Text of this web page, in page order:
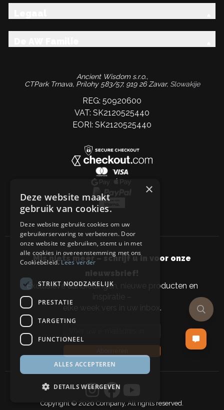
Ancient Wisdom s.r.o.,
CTPark Trnava, Prílohy 583/57, 919 26 Zavar, Slowakije
REG: 50920600
VAT: SK2120525440
EORI: SK2120525440
Mis niets meer – schrijf u in voor onze
nieuwsbrief!
Exclusieve aanbiedingen, nieuwe producten en
inspiratie –
elke week vers in uw inbox.
Copyright © 2026 Company, All rights reserved.
×
Deze website maakt
gebruik van cookies.
Deze website gebruikt cookies om uw
gebruikerservaring te verbeteren. Door
onze website te gebruiken, stemt u in met
alle cookies in overeenstemming met ons
Cookiebeleid.Lees verder
STRIKT NOODZAKELIJK
PRESTATIE
TARGETING
FUNCTIONEEL
ALLES ACCEPTEREN
DETAILS WEERGEVEN